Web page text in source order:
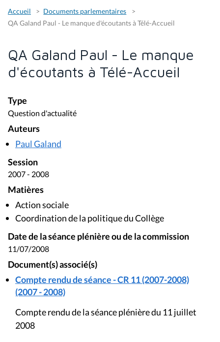
Accueil
Documents parlementaires
QA Galand Paul - Le manque d'écoutants à Télé-Accueil
QA Galand Paul - Le manque
d'écoutants à Télé-Accueil
Type
Question d'actualité
Auteurs
Paul Galand
Session
2007 - 2008
Matières
Action sociale
Coordination de la politique du Collège
Date de la séance plénière ou de la commission
11/07/2008
Document(s) associé(s)
Compte rendu de séance - CR 11 (2007-2008)
(2007 - 2008)
Compte rendu de la séance plénière du 11 juillet
2008